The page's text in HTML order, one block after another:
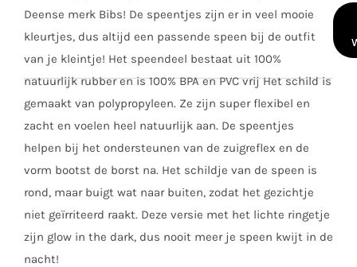
Deense merk Bibs! De speentjes zijn er in veel mooie
kleurtjes, dus altijd een passende speen bij de outfit
van je kleintje! Het speendeel bestaat uit 100%
natuurlijk rubber en is 100% BPA en PVC vrij Het schild is
gemaakt van polypropyleen. Ze zijn super flexibel en
zacht en voelen heel natuurlijk aan. De speentjes
helpen bij het ondersteunen van de zuigreflex en de
vorm bootst de borst na. Het schildje van de speen is
rond, maar buigt wat naar buiten, zodat het gezichtje
niet geïrriteerd raakt. Deze versie met het lichte ringetje
zijn glow in the dark, dus nooit meer je speen kwijt in de
nacht!
glow